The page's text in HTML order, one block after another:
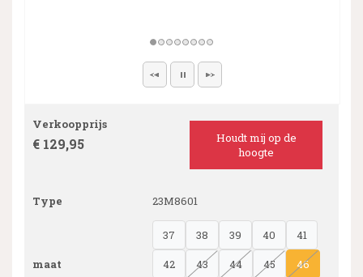
Verkoopprijs
€ 129,95
Houdt mij op de
hoogte
Type 23M8601
maat
37 38 39 40
41
42
43 44 45
46